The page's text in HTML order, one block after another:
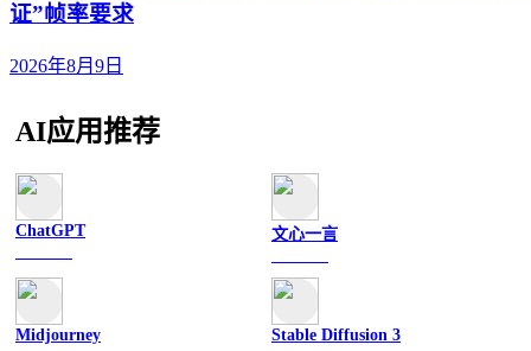
证”帧率要求
2026年8月9日
AI应用推荐
ChatGPT 文心一言
Midjourney Stable Diffusion 3